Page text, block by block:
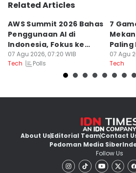
Related Articles
AWS Summit 2026 Bahas
Penggunaan AI di
Indonesia, Fokus ke
Dampak
07 Agu 2026, 07:20 WIB
Tech
Polls
7
Paling
07 Agu
Tech
About UsEditorial TeamContact
Pedoman Media Siber
Follow Us